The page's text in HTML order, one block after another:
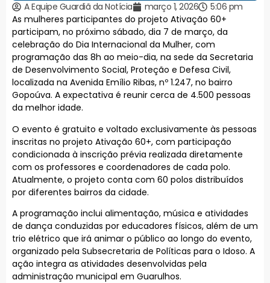
A Equipe Guardiã da Notícia março 1, 2026
5:06 pm
As mulheres participantes do projeto Ativação 60+
participam, no próximo sábado, dia 7 de março, da
celebração do Dia Internacional da Mulher, com
programação das 8h ao meio-dia, na sede da Secretaria
de Desenvolvimento Social, Proteção e Defesa Civil,
localizada na Avenida Emílio Ribas, nº 1.247, no bairro
Gopoúva. A expectativa é reunir cerca de 4.500 pessoas
da melhor idade.
O evento é gratuito e voltado exclusivamente às pessoas
inscritas no projeto Ativação 60+, com participação
condicionada à inscrição prévia realizada diretamente
com os professores e coordenadores de cada polo.
Atualmente, o projeto conta com 60 polos distribuídos
por diferentes bairros da cidade.
A programação inclui alimentação, música e atividades
de dança conduzidas por educadores físicos, além de um
trio elétrico que irá animar o público ao longo do evento,
organizado pela Subsecretaria de Políticas para o Idoso. A
ação integra as atividades desenvolvidas pela
administração municipal em Guarulhos.